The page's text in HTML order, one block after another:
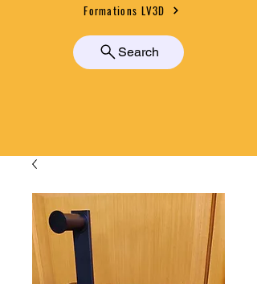
Formations LV3D
Search